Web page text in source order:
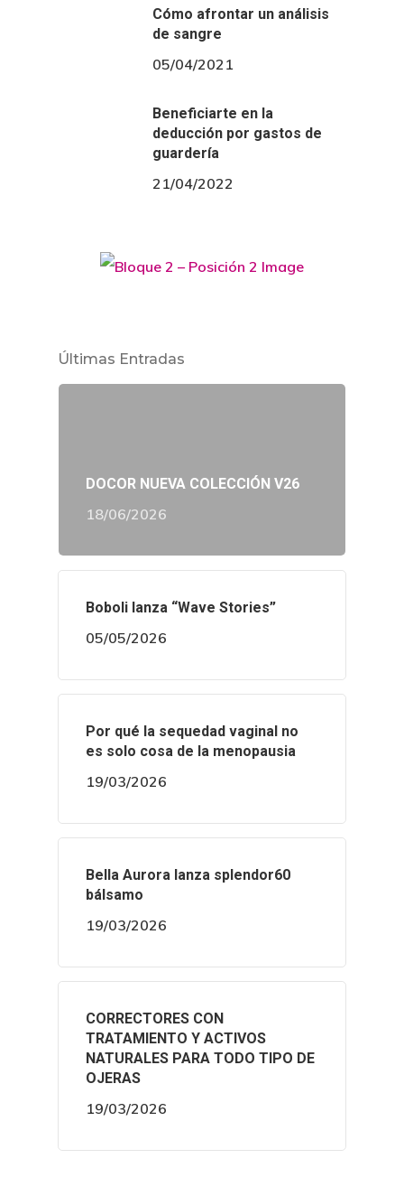
Cómo afrontar un análisis
de sangre
05/04/2021
Beneficiarte en la
deducción por gastos de
guardería
21/04/2022
Últimas Entradas
DOCOR NUEVA COLECCIÓN V26
18/06/2026
Boboli lanza “Wave Stories”
05/05/2026
Por qué la sequedad vaginal no
es solo cosa de la menopausia
19/03/2026
Bella Aurora lanza splendor60
bálsamo
19/03/2026
CORRECTORES CON
TRATAMIENTO Y ACTIVOS
NATURALES PARA TODO TIPO DE
OJERAS
19/03/2026